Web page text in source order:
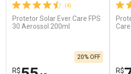
(4)
Protetor Solar Ever Care FPS
30 Aerossol 200ml
R$
20% OFF
R$